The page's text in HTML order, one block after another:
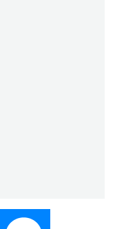
WhatsApp